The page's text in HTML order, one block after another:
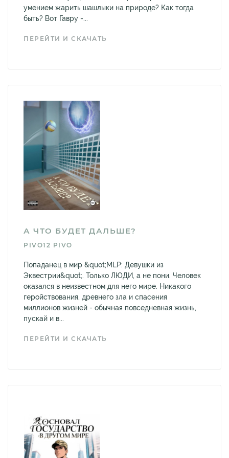
умением жарить шашлыки на природе? Как тогда
быть? Вот Гавру -...
ПЕРЕЙТИ И СКАЧАТЬ
А ЧТО БУДЕТ ДАЛЬШЕ?
PIVO12 PIVO
Попаданец в мир &quot;MLP: Девушки из
Эквестрии&quot;. Только ЛЮДИ, а не пони. Человек
оказался в неизвестном для него мире. Никакого
геройствования, древнего зла и спасения
миллионов жизней - обычная повседневная жизнь,
пускай и в...
ПЕРЕЙТИ И СКАЧАТЬ